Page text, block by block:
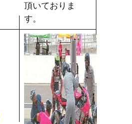
頂いておりま
す。